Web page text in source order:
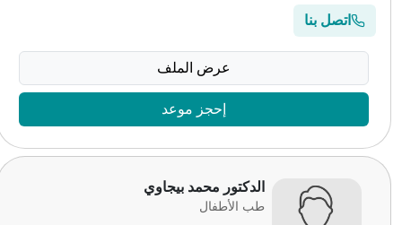
اتصل بنا
عرض الملف
إحجز موعد
الدكتور محمد بيجاوي
طب الأطفال